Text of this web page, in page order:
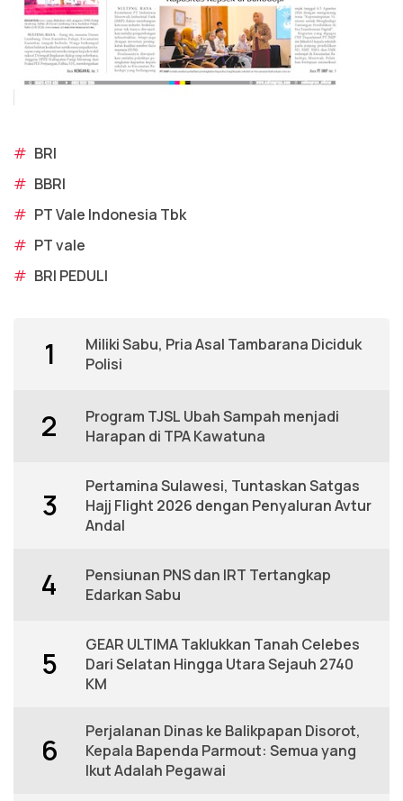
# BRI
# BBRI
# PT Vale Indonesia Tbk
# PT vale
# BRI PEDULI
1
Miliki Sabu, Pria Asal Tambarana Diciduk
Polisi
2
Program TJSL Ubah Sampah menjadi
Harapan di TPA Kawatuna
3
Pertamina Sulawesi, Tuntaskan Satgas
Hajj Flight 2026 dengan Penyaluran Avtur
Andal
4
Pensiunan PNS dan IRT Tertangkap
Edarkan Sabu
5
GEAR ULTIMA Taklukkan Tanah Celebes
Dari Selatan Hingga Utara Sejauh 2740
KM
6
Perjalanan Dinas ke Balikpapan Disorot,
Kepala Bapenda Parmout: Semua yang
Ikut Adalah Pegawai